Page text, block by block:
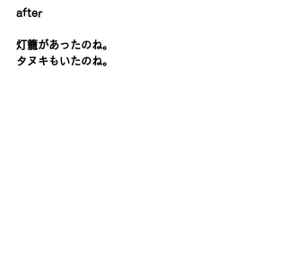
after
灯籠があったのね。
タヌキもいたのね。